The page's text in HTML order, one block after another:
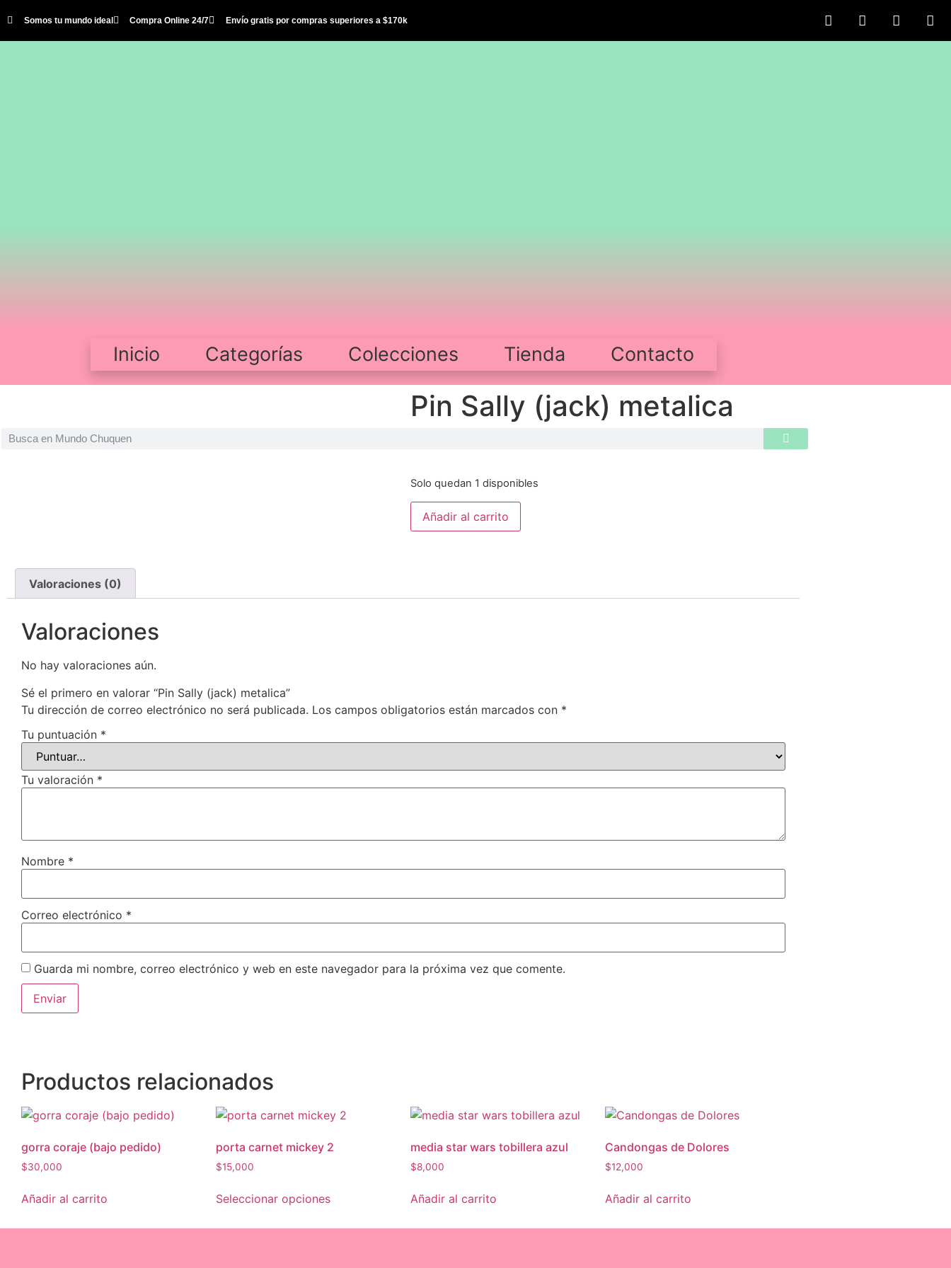
Somos tu mundo ideal Compra Online 24/7 Envío gratis por compras superiores a $170k
Inicio Categorías Colecciones Tienda Contacto
Pin Sally (jack) metalica
Solo quedan 1 disponibles
Añadir al carrito
Valoraciones (0)
Valoraciones
No hay valoraciones aún.
Sé el primero en valorar “Pin Sally (jack) metalica”
Tu dirección de correo electrónico no será publicada. Los campos obligatorios están marcados con *
Tu puntuación *
Tu valoración *
Nombre *
Correo electrónico *
Guarda mi nombre, correo electrónico y web en este navegador para la próxima vez que comente.
Productos relacionados
gorra coraje (bajo pedido)
$30,000
Añadir al carrito
porta carnet mickey 2
$15,000
Seleccionar opciones
media star wars tobillera azul
$8,000
Añadir al carrito
Candongas de Dolores
$12,000
Añadir al carrito